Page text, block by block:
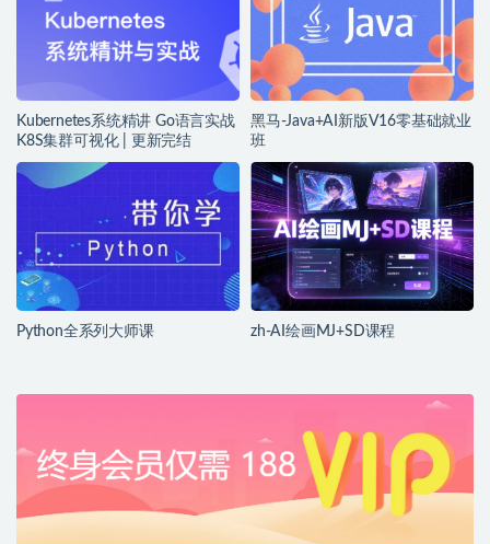
Kubernetes系统精讲 Go语言实战
K8S集群可视化 | 更新完结
黑马-Java+AI新版V16零基础就业
班
Python全系列大师课 zh-AI绘画MJ+SD课程